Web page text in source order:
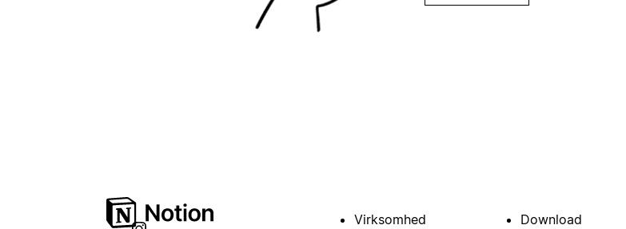
Virksomhed
Download